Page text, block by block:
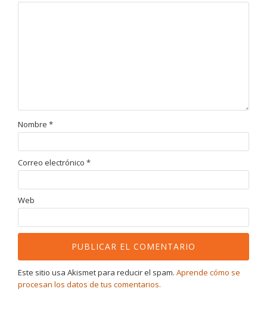
Nombre *
Correo electrónico *
Web
Este sitio usa Akismet para reducir el spam. Aprende cómo se
procesan los datos de tus comentarios.